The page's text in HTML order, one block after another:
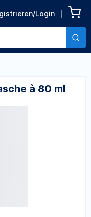
Login
zu den Produktdetails
à 80 ml